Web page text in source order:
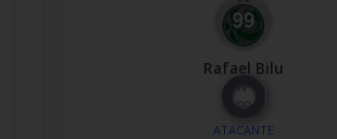
Rafael Bilu
Nº
99
ATACANTE